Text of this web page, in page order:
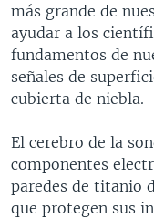
más grande de
ayudar a los
fundamentos de
señales de
cubierta de niebla.
El cerebro de la
componentes
paredes de titanio
que protegen sus